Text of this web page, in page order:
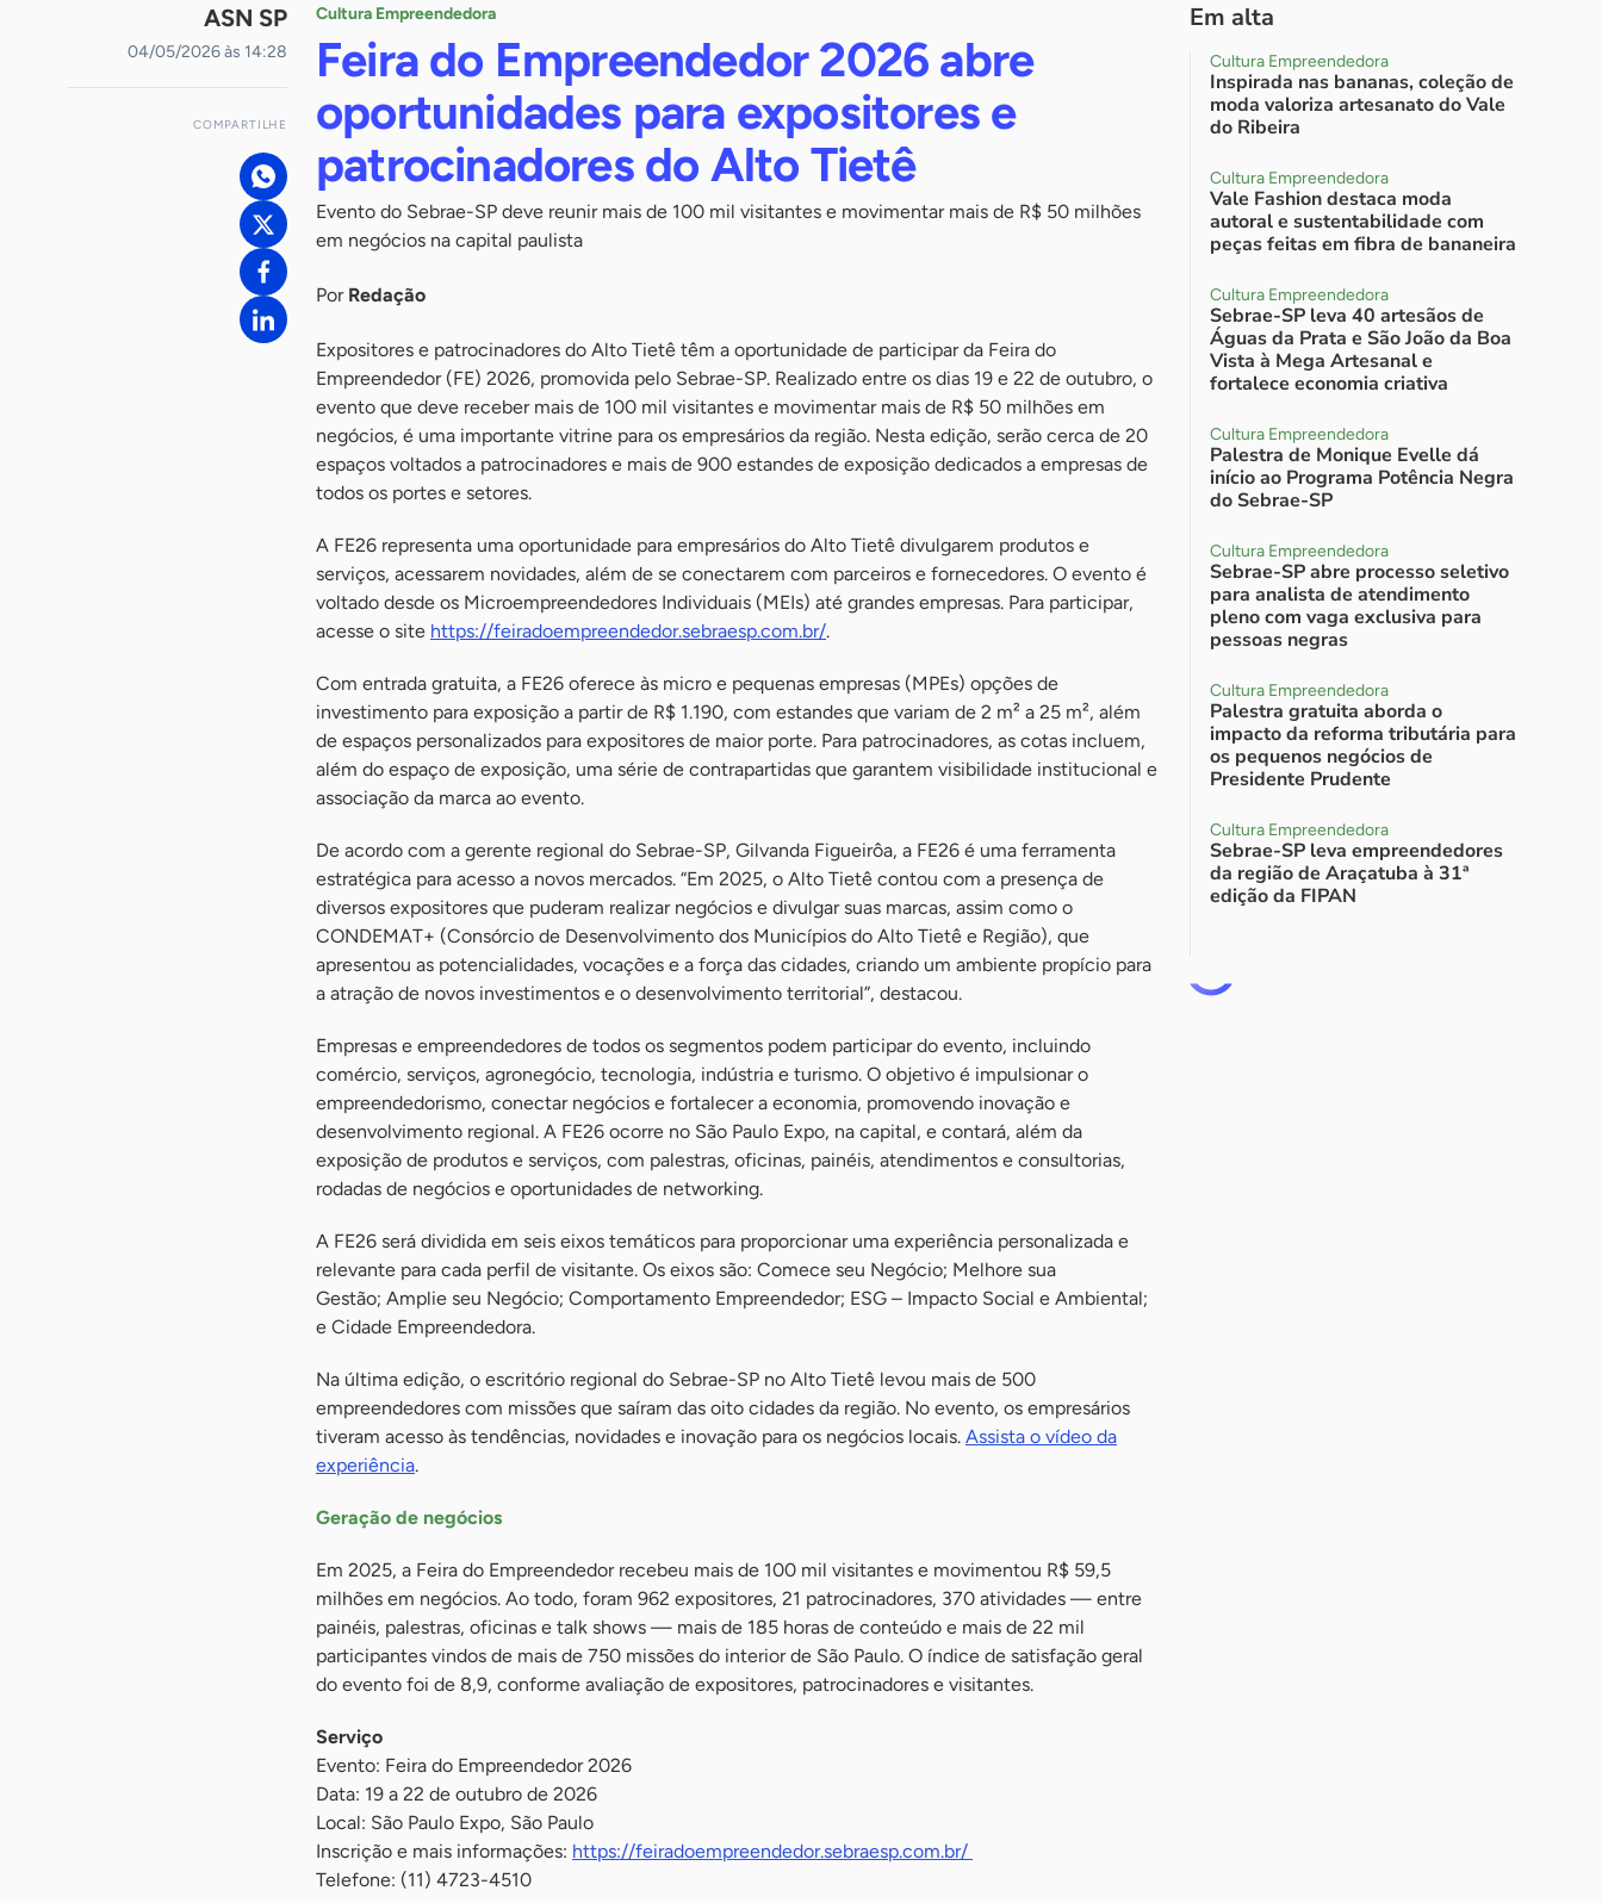
ASN SP
04/05/2026 às 14:28
COMPARTILHE
Cultura Empreendedora
Feira do Empreendedor 2026 abre
oportunidades para expositores e
patrocinadores do Alto Tietê
Evento do Sebrae-SP deve reunir mais de 100 mil visitantes e movimentar mais de R$ 50 milhões
em negócios na capital paulista
Por Redação
Expositores e patrocinadores do Alto Tietê têm a oportunidade de participar da Feira do
Empreendedor (FE) 2026, promovida pelo Sebrae-SP. Realizado entre os dias 19 e 22 de outubro, o
evento que deve receber mais de 100 mil visitantes e movimentar mais de R$ 50 milhões em
negócios, é uma importante vitrine para os empresários da região. Nesta edição, serão cerca de 20
espaços voltados a patrocinadores e mais de 900 estandes de exposição dedicados a empresas de
todos os portes e setores.
A FE26 representa uma oportunidade para empresários do Alto Tietê divulgarem produtos e
serviços, acessarem novidades, além de se conectarem com parceiros e fornecedores. O evento é
voltado desde os Microempreendedores Individuais (MEIs) até grandes empresas. Para participar,
acesse o site https://feiradoempreendedor.sebraesp.com.br/.
Com entrada gratuita, a FE26 oferece às micro e pequenas empresas (MPEs) opções de
investimento para exposição a partir de R$ 1.190, com estandes que variam de 2 m² a 25 m², além
de espaços personalizados para expositores de maior porte. Para patrocinadores, as cotas incluem,
além do espaço de exposição, uma série de contrapartidas que garantem visibilidade institucional e
associação da marca ao evento.
De acordo com a gerente regional do Sebrae-SP, Gilvanda Figueirôa, a FE26 é uma ferramenta
estratégica para acesso a novos mercados. “Em 2025, o Alto Tietê contou com a presença de
diversos expositores que puderam realizar negócios e divulgar suas marcas, assim como o
CONDEMAT+ (Consórcio de Desenvolvimento dos Municípios do Alto Tietê e Região), que
apresentou as potencialidades, vocações e a força das cidades, criando um ambiente propício para
a atração de novos investimentos e o desenvolvimento territorial”, destacou.
Empresas e empreendedores de todos os segmentos podem participar do evento, incluindo
comércio, serviços, agronegócio, tecnologia, indústria e turismo. O objetivo é impulsionar o
empreendedorismo, conectar negócios e fortalecer a economia, promovendo inovação e
desenvolvimento regional. A FE26 ocorre no São Paulo Expo, na capital, e contará, além da
exposição de produtos e serviços, com palestras, oficinas, painéis, atendimentos e consultorias,
rodadas de negócios e oportunidades de networking.
A FE26 será dividida em seis eixos temáticos para proporcionar uma experiência personalizada e
relevante para cada perfil de visitante. Os eixos são: Comece seu Negócio; Melhore sua
Gestão; Amplie seu Negócio; Comportamento Empreendedor; ESG – Impacto Social e Ambiental;
e Cidade Empreendedora.
Na última edição, o escritório regional do Sebrae-SP no Alto Tietê levou mais de 500
empreendedores com missões que saíram das oito cidades da região. No evento, os empresários
tiveram acesso às tendências, novidades e inovação para os negócios locais. Assista o vídeo da
experiência.
Geração de negócios
Em 2025, a Feira do Empreendedor recebeu mais de 100 mil visitantes e movimentou R$ 59,5
milhões em negócios. Ao todo, foram 962 expositores, 21 patrocinadores, 370 atividades — entre
painéis, palestras, oficinas e talk shows — mais de 185 horas de conteúdo e mais de 22 mil
participantes vindos de mais de 750 missões do interior de São Paulo. O índice de satisfação geral
do evento foi de 8,9, conforme avaliação de expositores, patrocinadores e visitantes.
Serviço
Evento: Feira do Empreendedor 2026
Data: 19 a 22 de outubro de 2026
Local: São Paulo Expo, São Paulo
Inscrição e mais informações: https://feiradoempreendedor.sebraesp.com.br/
Telefone: (11) 4723-4510
Em alta
Cultura Empreendedora
Inspirada nas bananas, coleção de
moda valoriza artesanato do Vale
do Ribeira
Cultura Empreendedora
Vale Fashion destaca moda
autoral e sustentabilidade com
peças feitas em fibra de bananeira
Cultura Empreendedora
Sebrae-SP leva 40 artesãos de
Águas da Prata e São João da Boa
Vista à Mega Artesanal e
fortalece economia criativa
Cultura Empreendedora
Palestra de Monique Evelle dá
início ao Programa Potência Negra
do Sebrae-SP
Cultura Empreendedora
Sebrae-SP abre processo seletivo
para analista de atendimento
pleno com vaga exclusiva para
pessoas negras
Cultura Empreendedora
Palestra gratuita aborda o
impacto da reforma tributária para
os pequenos negócios de
Presidente Prudente
Cultura Empreendedora
Sebrae-SP leva empreendedores
da região de Araçatuba à 31ª
edição da FIPAN